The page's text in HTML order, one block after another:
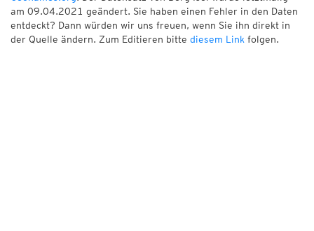
am 09.04.2021 geändert. Sie haben einen Fehler in den Daten
entdeckt? Dann würden wir uns freuen, wenn Sie ihn direkt in
der Quelle ändern. Zum Editieren bitte diesem Link folgen.